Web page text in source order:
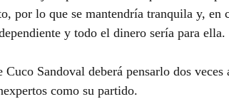
por lo que se mantendría tranquila y, en
y todo el dinero sería para ella.
Sandoval deberá pensarlo dos veces
como su partido.